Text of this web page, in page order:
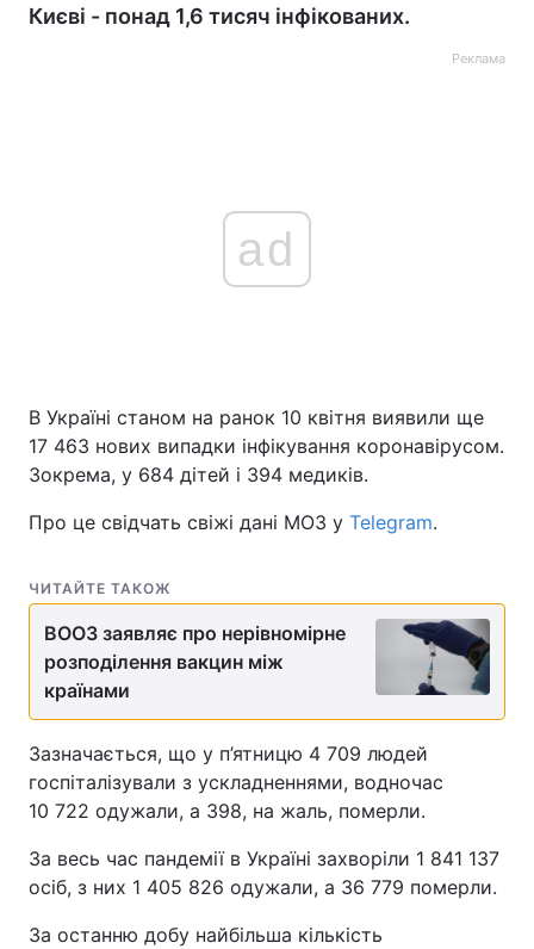
Києві - понад 1,6 тисяч інфікованих.
Реклама
ad
В Україні станом на ранок 10 квітня виявили ще
17 463 нових випадки інфікування коронавірусом.
Зокрема, у 684 дітей і 394 медиків.
Про це свідчать свіжі дані МОЗ у Telegram.
ЧИТАЙТЕ ТАКОЖ
ВООЗ заявляє про нерівномірне
розподілення вакцин між
країнами
Зазначається, що у п’ятницю 4 709 людей
госпіталізували з ускладненнями, водночас
10 722 одужали, а 398, на жаль, померли.
За весь час пандемії в Україні захворіли 1 841 137
осіб, з них 1 405 826 одужали, а 36 779 померли.
За останню добу найбільша кількість